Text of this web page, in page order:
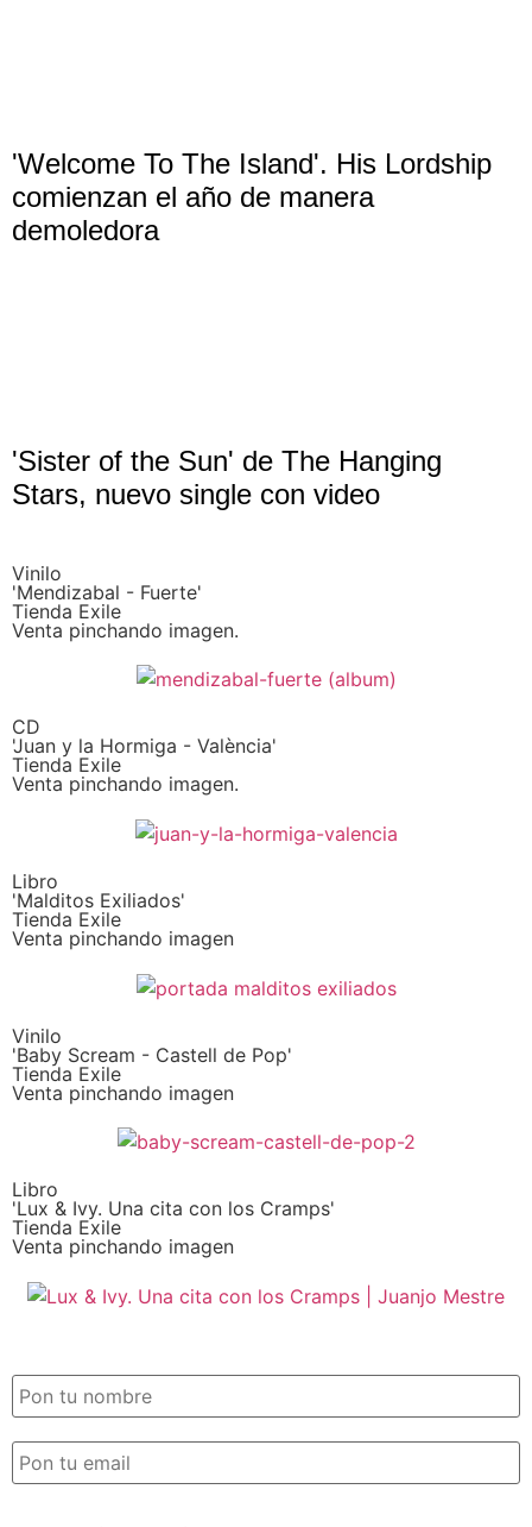
'Welcome To The Island'. His Lordship
comienzan el año de manera
demoledora
'Sister of the Sun' de The Hanging
Stars, nuevo single con video
Vinilo
'Mendizabal - Fuerte'
Tienda Exile
Venta pinchando imagen.
CD
'Juan y la Hormiga - València'
Tienda Exile
Venta pinchando imagen.
Libro
'Malditos Exiliados'
Tienda Exile
Venta pinchando imagen
Vinilo
'Baby Scream - Castell de Pop'
Tienda Exile
Venta pinchando imagen
Libro
'Lux & Ivy. Una cita con los Cramps'
Tienda Exile
Venta pinchando imagen